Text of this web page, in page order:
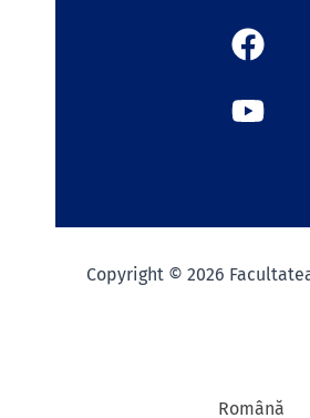
Copyright © 2026
Română